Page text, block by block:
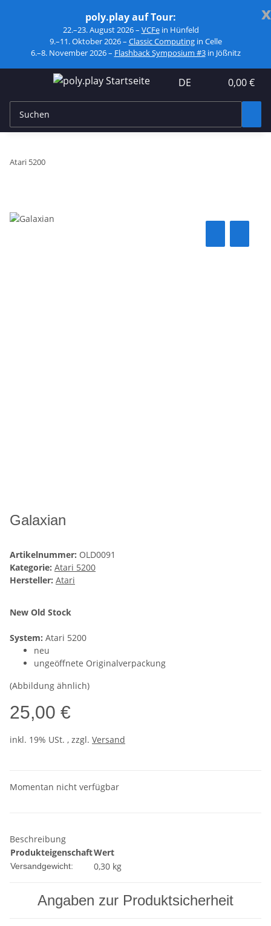
x
poly.play auf Tour:
22.–23. August 2026 – VCFein Hünfeld
9.–11. Oktober 2026 – Classic Computingin Celle
6.–8. November 2026 – Flashback Symposium #3in Jößnitz
DE 0,00 €
Atari 5200
Galaxian
Artikelnummer: OLD0091
Kategorie: Atari 5200
Hersteller: Atari
New Old Stock
System: Atari 5200
neu
ungeöffnete Originalverpackung
(Abbildung ähnlich)
25,00 €
inkl. 19% USt. , zzgl. Versand
Momentan nicht verfügbar
Beschreibung
ProdukteigenschaftWert
Versandgewicht: 0,30 kg
Angaben zur Produktsicherheit